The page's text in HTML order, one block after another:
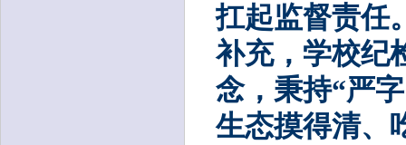
扛起监督责任
补充，学校纪
念，秉持“严
生态摸得清、